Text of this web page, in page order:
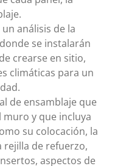
análisis de la
se instalarán
crearse en sitio,
climáticas para un
de ensamblaje que
y que incluya
su colocación, la
rejilla de refuerzo,
aspectos de